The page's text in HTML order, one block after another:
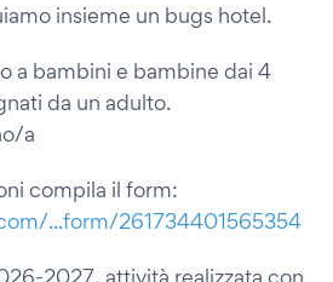
insieme un bugs hotel.
a bambini e bambine dai 4
da un adulto.
a
compila il form:
...form/261734401565354
2027, attività realizzata con